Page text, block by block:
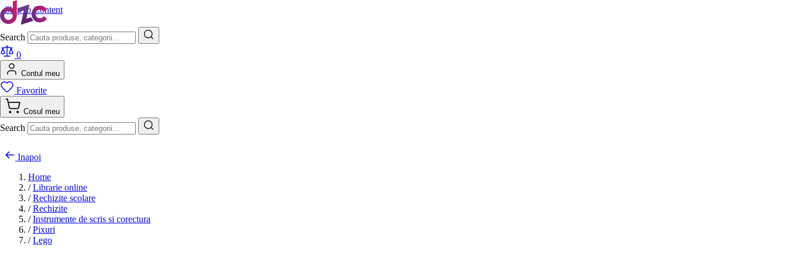
Skip to Content
Search
0
Contul meu
Favorite
Cosul meu
Search
Inapoi
Home
/ Librarie online
/ Rechizite scolare
/ Rechizite
/ Instrumente de scris si corectura
/ Pixuri
/ Lego